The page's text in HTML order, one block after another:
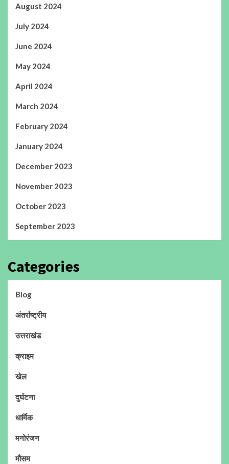
August 2024
July 2024
June 2024
May 2024
April 2024
March 2024
February 2024
January 2024
December 2023
November 2023
October 2023
September 2023
Categories
Blog
अंतर्राष्ट्रीय
उत्तराखंड
क्राइम
खेल
दुर्घटना
धार्मिक
मनोरंजन
मौसम